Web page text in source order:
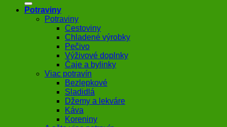
Potraviny
Potraviny
Cestoviny
Chladené výrobky
Pečivo
Výživové doplnky
Čaje a bylinky
Viac potravín
Bezlepkové
Sladidlá
Džemy a lekváre
Káva
Koreniny